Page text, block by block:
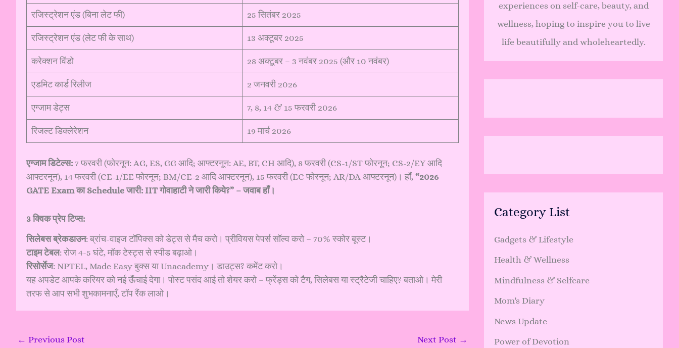
रजिस्ट्रेशन एंड (बिना लेट फी) 25 सितंबर 2025
रजिस्ट्रेशन एंड (लेट फी के साथ) 13 अक्टूबर 2025
करेक्शन विंडो 28 अक्टूबर – 3 नवंबर 2025 (और 10 नवंबर)
एडमिट कार्ड रिलीज 2 जनवरी 2026
एग्जाम डेट्स 7, 8, 14 & 15 फरवरी 2026
रिजल्ट डिक्लेरेशन 19 मार्च 2026
एग्जाम डिटेल्स: 7 फरवरी (फोरनून: AG, ES, GG आदि; आफ्टरनून: AE, BT, CH आदि), 8 फरवरी (CS-1/ST फोरनून; CS-2/EY आदि
आफ्टरनून), 14 फरवरी (CE-1/EE फोरनून; BM/CE-2 आदि आफ्टरनून), 15 फरवरी (EC फोरनून; AR/DA आफ्टरनून)। हाँ, “2026
GATE Exam का Schedule जारी: IIT गोवाहाटी ने जारी किये?” – जवाब हाँ।
3 क्विक प्रेप टिप्स:
सिलेबस ब्रेकडाउन: ब्रांच-वाइज टॉपिक्स को डेट्स से मैच करो। प्रीवियस पेपर्स सॉल्व करो – 70% स्कोर बूस्ट।
टाइम टेबल: रोज 4-5 घंटे, मॉक टेस्ट्स से स्पीड बढ़ाओ।
रिसोर्सेज: NPTEL, Made Easy बुक्स या Unacademy। डाउट्स? कमेंट करो।
यह अपडेट आपके करियर को नई ऊँचाई देगा। पोस्ट पसंद आई तो शेयर करो – फ्रेंड्स को टैग, सिलेबस या स्ट्रैटेजी चाहिए? बताओ। मेरी
तरफ से आप सभी शुभकामनाएँ, टॉप रैंक लाओ।
← Previous Post Next Post →
experiences on self-care, beauty, and
wellness, hoping to inspire you to live
life beautifully and wholeheartedly.
Category List
Gadgets & Lifestyle
Health & Wellness
Mindfulness & Selfcare
Mom's Diary
News Update
Power of Devotion